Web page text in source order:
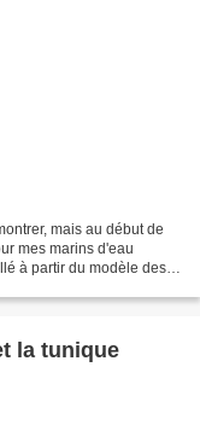
mais au début de
mes marins d'eau
à partir du modèle des
la tunique